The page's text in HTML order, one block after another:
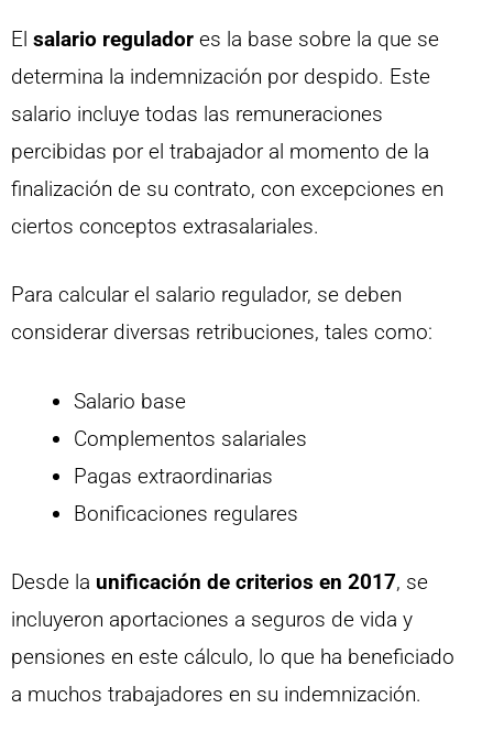
El salario regulador es la base sobre la que se
determina la indemnización por despido. Este
salario incluye todas las remuneraciones
percibidas por el trabajador al momento de la
finalización de su contrato, con excepciones en
ciertos conceptos extrasalariales.
Para calcular el salario regulador, se deben
considerar diversas retribuciones, tales como:
Salario base
Complementos salariales
Pagas extraordinarias
Bonificaciones regulares
Desde la unificación de criterios en 2017, se
incluyeron aportaciones a seguros de vida y
pensiones en este cálculo, lo que ha beneficiado
a muchos trabajadores en su indemnización.